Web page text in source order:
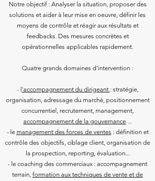
Notre objectif : Analyser la situation, proposer des
solutions et aider à leur mise en oeuvre, définir les
moyens de contrôle et réagir aux résultats et
feedbacks. Des mesures concrètes et
opérationnelles applicables rapidement.
Quatre grands domaines d'intervention :
- l 'accompagnement du dirigeant : stratégie,
organisation, adressage du marché, positionnement
concurrentiel, recrutement, management,
accompagnement de la gouvernance ...
- le management des forces de ventes : définition et
contrôle des objectifs, ciblage client, organisation de
la prospection, reporting, évaluation...
- le coaching des commerciaux : accompagnement
terrain, formation aux techniques de vente et de